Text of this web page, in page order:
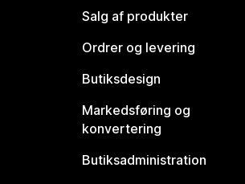
Salg af produkter
Ordrer og levering
Butiksdesign
Markedsføring og
konvertering
Butiksadministration